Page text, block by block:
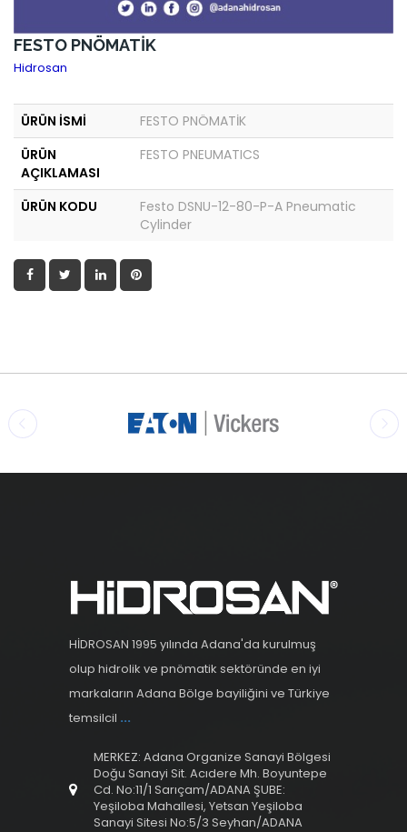
FESTO PNÖMATİK
Hidrosan
ÜRÜN İSMİ
FESTO PNÖMATİK
ÜRÜN
AÇIKLAMASI
FESTO PNEUMATICS
ÜRÜN KODU
Festo DSNU-12-80-P-A Pneumatic
Cylinder
HİDROSAN 1995 yılında Adana'da kurulmuş
olup hidrolik ve pnömatik sektöründe en iyi
markaların Adana Bölge bayiliğini ve Türkiye
temsilcil ...
MERKEZ: Adana Organize Sanayi Bölgesi
Doğu Sanayi Sit. Acıdere Mh. Boyuntepe
Cd. No:11/1 Sarıçam/ADANA ŞUBE:
Yeşiloba Mahallesi, Yetsan Yeşiloba
Sanayi Sitesi No:5/3 Seyhan/ADANA